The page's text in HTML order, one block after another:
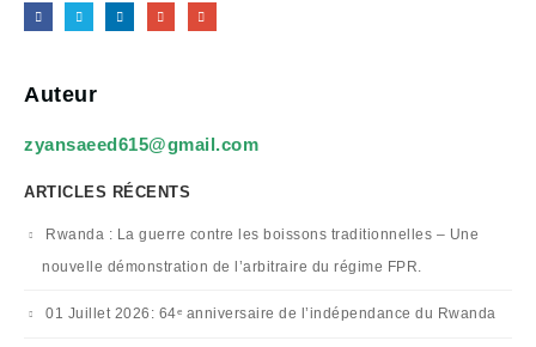
Auteur
zyansaeed615@gmail.com
ARTICLES RÉCENTS
Rwanda : La guerre contre les boissons traditionnelles – Une
nouvelle démonstration de l’arbitraire du régime FPR.
01 Juillet 2026: 64ᵉ anniversaire de l’indépendance du Rwanda